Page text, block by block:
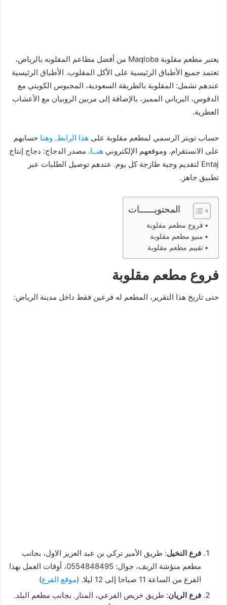
يعتبر مطعم مقلوبة Maqloba من أفضل مطاعم المقلوبه بالرياض،
تعتمد جميع الأطباق الرئيسية على الأكل المقلوب. الأطباق الرئيسية
عندهم تشمل: المقلوبة بالطريقة السعودية، المجبوس الكويتي مع
الدقوس، البرياني المميز، بالإضافة إلى مربين الروبيان مع الأعشاب
العطرية.
حساب تويتر الرسمي لمطعم مقلوبة على هذا الرابط. وهنا حسابهم
على الانستقرام. وموقعهم الإلكتروني هنــا. مصدر الدجاج: دجاج إنتاج
Entaj لتقديم وجبة طازجة كل يوم. عندهم توصيل الطلبات عبر
تطبيق جاهز.
المحتويــــــات
فروع مطعم مقلوبة
منيو مطعم مقلوبة
تقييم مطعم مقلوبة
فروع مطعم مقلوبة
حتى تاريخ هذا التقرير، المطعم له فرعين فقط داخل مدينة الرياض:
فرع النخيل: طريق الأمير تركي بن عبد العزيز الاول، بجانب
مطعم منؤشة الريف، جوال: 0554848495، أوقات العمل بهذا
الفرع من الساعة 11 صباحا إلى 12 ليلا. (
موقع الفرع)
فرع الريان: طريق خريص الفرعي، المنار. بجانب مطعم البلد.